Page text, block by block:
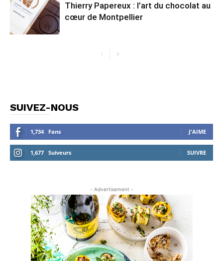
Thierry Papereux : l’art du chocolat au
cœur de Montpellier
SUIVEZ-NOUS
1,734 Fans J'AIME
1,677 Suiveurs SUIVRE
- Advertisement -